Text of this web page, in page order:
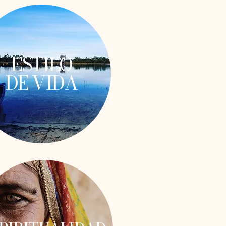
ESTILO
DE VIDA